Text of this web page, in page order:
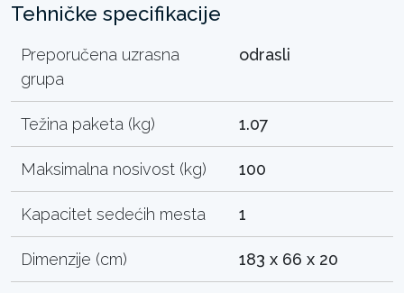
Tehničke specifikacije
Preporučena uzrasna
grupa
odrasli
Težina paketa (kg) 1.07
Maksimalna nosivost (kg) 100
Kapacitet sedećih mesta 1
Dimenzije (cm) 183 x 66 x 20